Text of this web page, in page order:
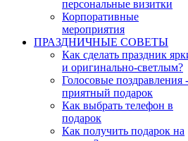
персональные визитки
Корпоративные
мероприятия
ПРАЗДНИЧНЫЕ СОВЕТЫ
Как сделать праздник
и оригинально-светлым?
Голосовые поздравления -
приятный подарок
Как выбрать телефон в
подарок
Как получить подарок на